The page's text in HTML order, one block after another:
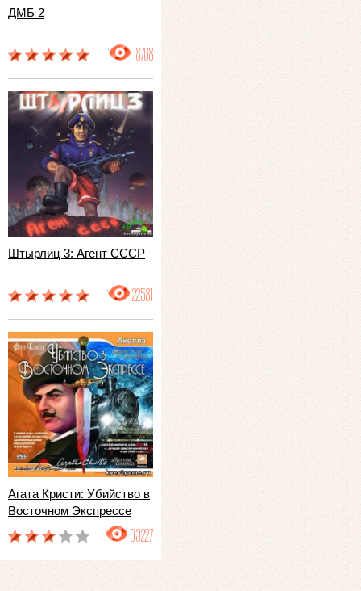
ДМБ 2
18768
Штырлиц 3: Агент СССР
22581
Агата Кристи: Убийство в
Восточном Экспрессе
33227